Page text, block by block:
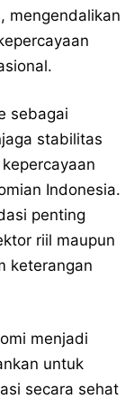
mengendalikan
sebagai
stabilitas
Indonesia.
penting
riil maupun
keterangan
menjadi
untuk
secara sehat